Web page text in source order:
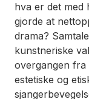
hva er det med
gjorde at
drama?
kunstneriske
overgangen fra
estetiske og